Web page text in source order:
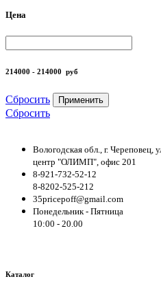
Цена
214000 - 214000 руб
Сбросить Применить
Сбросить
Вологодская обл., г.
центр "ОЛИМП", офис 201
8-921-732-52-12
8-8202-525-212
35pricepoff@gmail.com
Понедельник - Пятница
10:00 - 20.00
Каталог